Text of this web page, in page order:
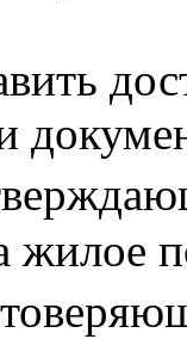
жилое